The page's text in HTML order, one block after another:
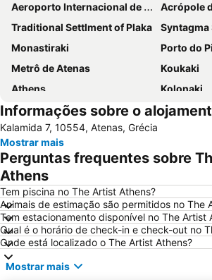
Aeroporto Internacional de Atenas
Acrópole
Traditional Settlment of Plaka
Syntagma
Monastiraki
Porto do
Metrô de Atenas
Koukaki
Athens
Kolonaki
Parthenon
Lavrio
Psirri
Megaron - Athens International Conference Centre
Christmas
War Museum
Praia Astir
Areios Pagos
Templo
Omonia
Avlaki
Templo de Poseidon
Eretria
OAKA Olympic Stadium
Informações sobre o
Kalamida 7, 10554, Atenas, Grécia
Mostrar mais
Perguntas frequentes sobre
Athens
Tem piscina no The Artist Athens?
Animais de estimação são permitidos no The
Tem estacionamento disponível no The Artist
Qual é o horário de check-in e check-out no
Onde está localizado o The Artist Athens?
Mostrar mais